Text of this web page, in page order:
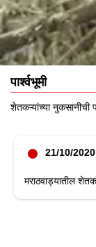
पार्श्वभूमी
शेतकऱ्यांच्या नुकसानीची
21/10/
मराठवाड्यातील